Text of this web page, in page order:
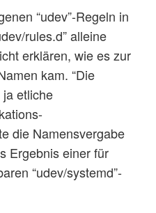
“udev”-Regeln in
rules.d” alleine
erklären, wie es zur
kam. “Die
ja etliche
die Namensvergabe
Ergebnis einer für
“udev/systemd”-